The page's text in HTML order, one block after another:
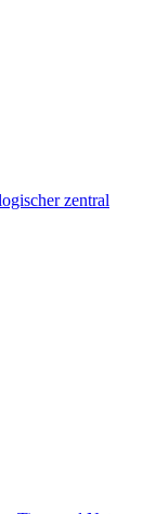
zentral